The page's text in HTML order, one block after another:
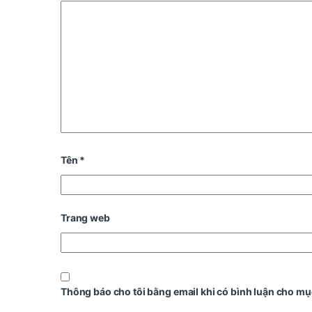
Tên *
Trang web
Thông báo cho tôi bằng email khi có bình luận cho